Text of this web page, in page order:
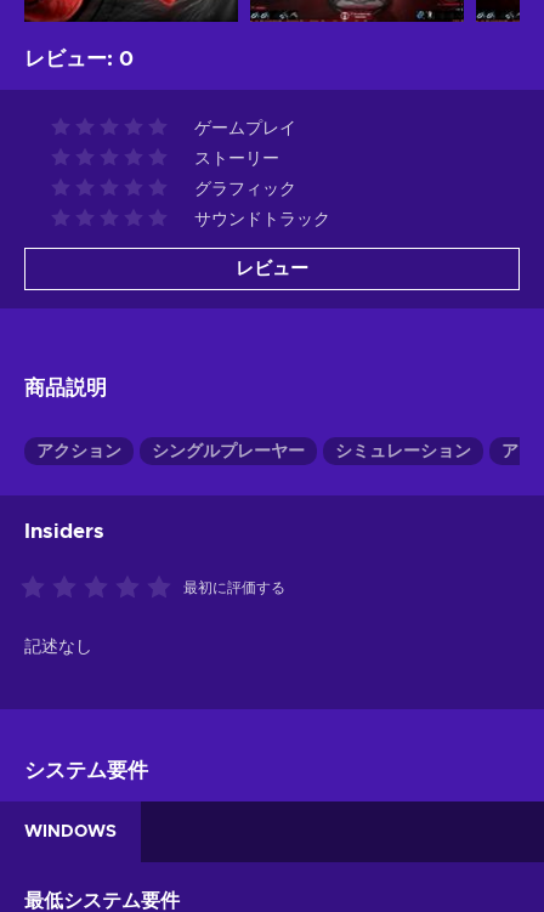
レビュー: 0
ゲームプレイ
ストーリー
グラフィック
サウンドトラック
レビュー
商品説明
アクション シングルプレーヤー シミュレーション アド
Insiders
最初に評価する
記述なし
システム要件
WINDOWS
最低システム要件